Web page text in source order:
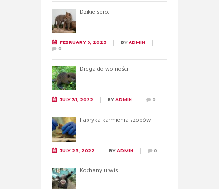
Dzikie serce
FEBRUARY 9, 2023 BYADMIN
0
Droga do wolności
JULY 31, 2022 BYADMIN 0
Fabryka karmienia szopów
JULY 23, 2022 BYADMIN 0
Kochany urwis